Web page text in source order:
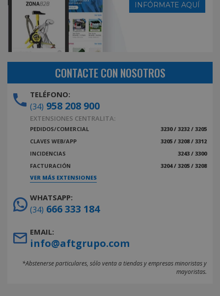
INFÓRMATE AQUÍ
CONTACTE CON NOSOTROS
TELÉFONO:
(34) 958 208 900
EXTENSIONES CENTRALITA:
PEDIDOS/COMERCIAL
3230 / 3232 / 3205
CLAVES WEB/APP
3205 / 3208 / 3312
INCIDENCIAS
3243 / 3300
FACTURACIÓN
3204 / 3205 / 3208
VER MÁS EXTENSIONES
WHATSAPP:
(34) 666 333 184
EMAIL:
info@aftgrupo.com
*Abstenerse particulares, sólo venta a tiendas y empresas minoristas y
mayoristas.